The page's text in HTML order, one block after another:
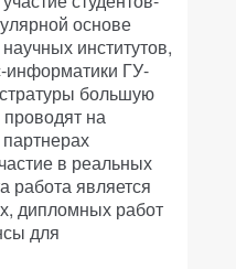
основе
институтов,
информатики ГУ-
большую
на
в реальных
работа является
дипломных работ
для